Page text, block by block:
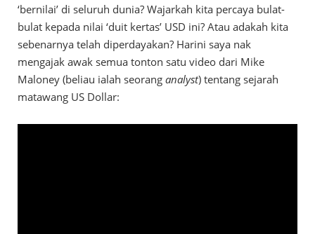
‘bernilai’ di seluruh dunia? Wajarkah kita percaya bulat-
bulat kepada nilai ‘duit kertas’ USD ini? Atau adakah kita
sebenarnya telah diperdayakan? Harini saya nak
mengajak awak semua tonton satu video dari Mike
Maloney (beliau ialah seorang analyst) tentang sejarah
matawang US Dollar: